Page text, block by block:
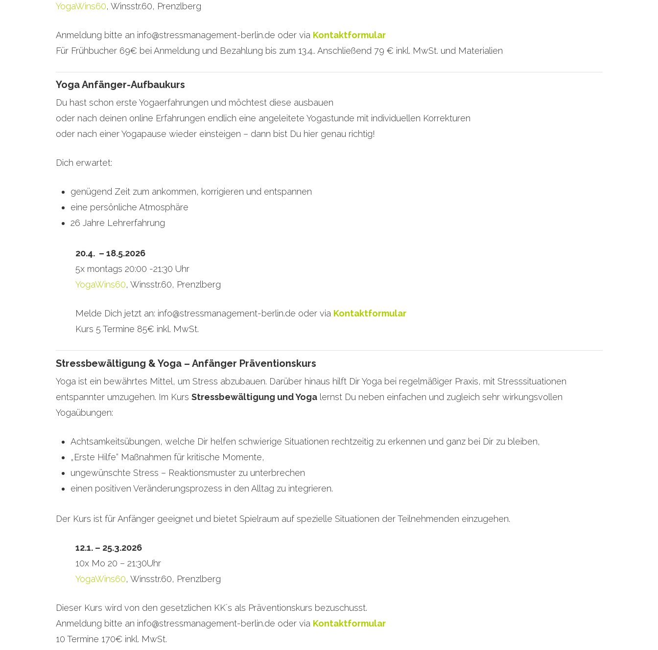
YogaWins60, Winsstr.60, Prenzlberg
Anmeldung bitte an info@stressmanagement-berlin.de oder via Kontaktformular
Für Frühbucher 69€ bei Anmeldung und Bezahlung bis zum 13.4.. Anschließend 79 € inkl. MwSt. und Materialien
Yoga Anfänger-Aufbaukurs
Du hast schon erste Yogaerfahrungen und möchtest diese ausbauen
oder nach deinen online Erfahrungen endlich eine angeleitete Yogastunde mit individuellen Korrekturen
oder nach einer Yogapause wieder einsteigen – dann bist Du hier genau richtig!
Dich erwartet:
genügend Zeit zum ankommen, korrigieren und entspannen
eine persönliche Atmosphäre
26 Jahre Lehrerfahrung
20.4. – 18.5.2026
5x montags 20:00 -21:30 Uhr
YogaWins60, Winsstr.60, Prenzlberg
Melde Dich jetzt an: info@stressmanagement-berlin.de oder via Kontaktformular
Kurs 5 Termine 85€ inkl. MwSt.
Stressbewältigung & Yoga – Anfänger Präventionskurs
Yoga ist ein bewährtes Mittel, um Stress abzubauen. Darüber hinaus hilft Dir Yoga bei regelmäßiger Praxis, mit Stresssituationen
entspannter umzugehen. Im Kurs Stressbewältigung und Yogalernst Du neben einfachen und zugleich sehr wirkungsvollen
Yogaübungen:
Achtsamkeitsübungen, welche Dir helfen schwierige Situationen rechtzeitig zu erkennen und ganz bei Dir zu bleiben,
„Erste Hilfe“ Maßnahmen für kritische Momente,
ungewünschte Stress – Reaktionsmuster zu unterbrechen
einen positiven Veränderungsprozess in den Alltag zu integrieren.
Der Kurs ist für Anfänger geeignet und bietet Spielraum auf spezielle Situationen der Teilnehmenden einzugehen.
12.1. – 25.3.2026
10x Mo 20 – 21:30Uhr
YogaWins60, Winsstr.60, Prenzlberg
Dieser Kurs wird von den gesetzlichen KK´s als Präventionskurs bezuschusst.
Anmeldung bitte an info@stressmanagement-berlin.de oder via Kontaktformular
10 Termine 170€ inkl. MwSt.